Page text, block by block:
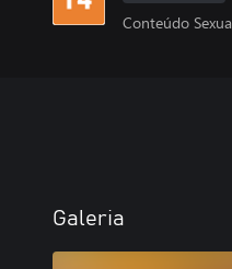
Conteúdo
Galeria